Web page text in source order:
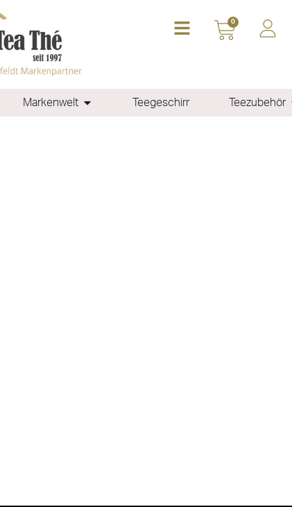
0
Markenwelt Teegeschirr Teezubehör